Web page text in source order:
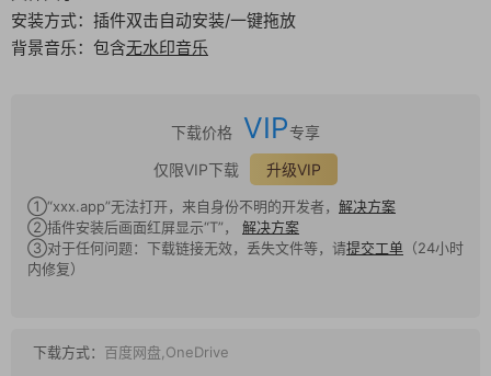
安装方式：插件双击自动安装/一键拖放
背景音乐：包含无水印音乐
下载价格 VIP专享
仅限VIP下载
升级VIP
①“xxx.app”无法打开，来自身份不明的开发者， 解决方案
②插件安装后画面红屏显示“T”， 解决方案
③对于任何问题：下载链接无效，丢失文件等，请提交工单 （24小时
内修复）
下载方式： 百度网盘,OneDrive